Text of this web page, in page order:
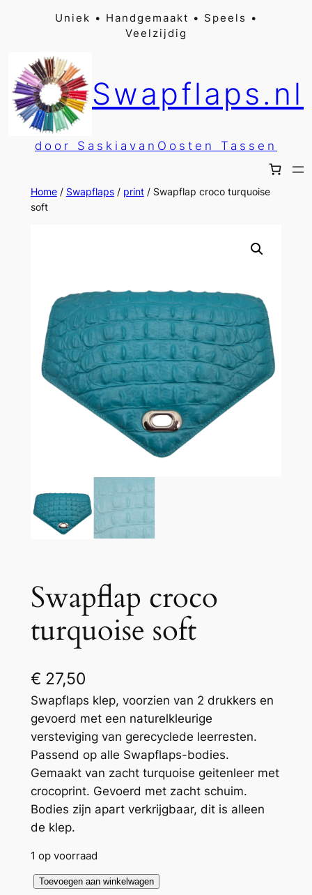
inhoud
Uniek • Handgemaakt • Speels •
Veelzijdig
Swapflaps.nl
door SaskiavanOosten Tassen
Home/ Swapflaps/ print/ Swapflap croco turquoise
soft
Swapflap croco
turquoise soft
€ 27,50
Swapflaps klep, voorzien van 2 drukkers en
gevoerd met een naturelkleurige
versteviging van gerecyclede leerresten.
Passend op alle Swapflaps-bodies.
Gemaakt van zacht turquoise geitenleer met
crocoprint. Gevoerd met zacht schuim.
Bodies zijn apart verkrijgbaar, dit is alleen
de klep.
1 op voorraad
Toevoegen aan winkelwagen